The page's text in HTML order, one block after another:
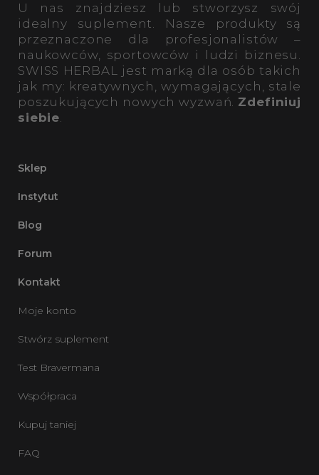
U nas znajdziesz lub stworzysz swój
idealny suplement. Nasze produkty są
przeznaczone dla profesjonalistów –
naukowców, sportowców i ludzi biznesu.
SWISS HERBAL jest marką dla osób takich
jak my: kreatywnych, wymagających, stale
poszukujących nowych wyzwań. Zdefiniuj
siebie.
Sklep
Instytut
Blog
Forum
Kontakt
Moje konto
Stwórz suplement
Test Bravermana
Współpraca
Kupuj taniej
FAQ